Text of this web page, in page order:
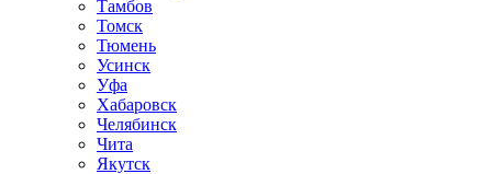
Тамбов
Томск
Тюмень
Усинск
Уфа
Хабаровск
Челябинск
Чита
Якутск